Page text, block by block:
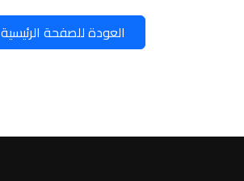
العودة للصفحة الرئيسية